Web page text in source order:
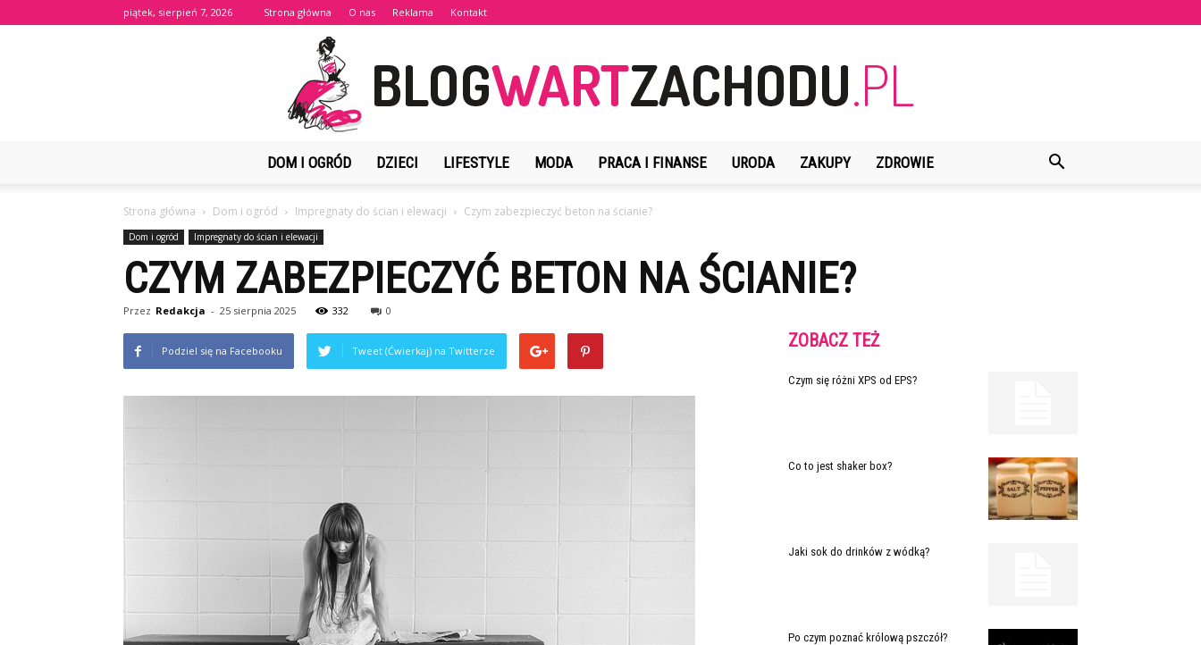
piątek, sierpień 7, 2026 Strona główna O nas Reklama Kontakt
DOM I OGRÓD DZIECI LIFESTYLE MODA PRACA I FINANSE URODA ZAKUPY ZDROWIE
Strona główna Dom i ogród Impregnaty do ścian i elewacji Czym zabezpieczyć beton na ścianie?
Dom i ogród Impregnaty do ścian i elewacji
CZYM ZABEZPIECZYĆ BETON NA ŚCIANIE?
Przez Redakcja - 25 sierpnia 2025 332 0
Podziel się na Facebooku Tweet (Ćwierkaj) na Twitterze ZOBACZ TEŻ
Czym się różni XPS od EPS?
Co to jest shaker box?
Jaki sok do drinków z wódką?
Po czym poznać królową pszczół?